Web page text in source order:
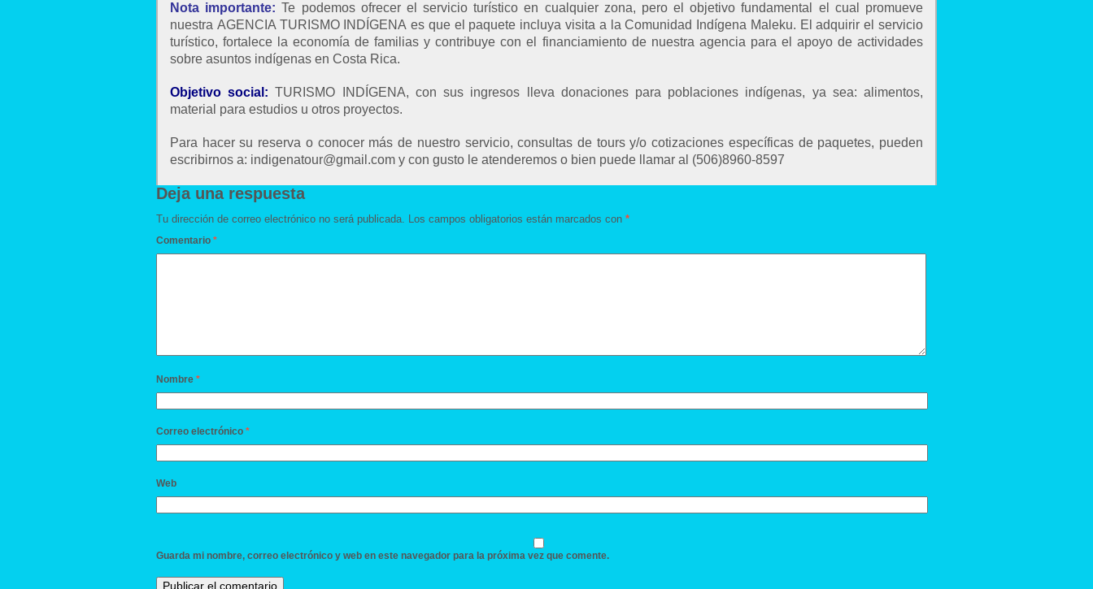
Nota importante: Te podemos ofrecer el servicio turístico en cualquier zona, pero el objetivo fundamental el cual promueve
nuestra AGENCIA TURISMO INDÍGENA es que el paquete incluya visita a la Comunidad Indígena Maleku. El adquirir el servicio
turístico, fortalece la economía de familias y contribuye con el financiamiento de nuestra agencia para el apoyo de actividades
sobre asuntos indígenas en Costa Rica.
Objetivo social: TURISMO INDÍGENA, con sus ingresos lleva donaciones para poblaciones indígenas, ya sea: alimentos,
material para estudios u otros proyectos.
Para hacer su reserva o conocer más de nuestro servicio, consultas de tours y/o cotizaciones específicas de paquetes, pueden
escribirnos a: indigenatour@gmail.com y con gusto le atenderemos o bien puede llamar al (506)8960-8597
Deja una respuesta
Tu dirección de correo electrónico no será publicada. Los campos obligatorios están marcados con *
Comentario *
Nombre *
Correo electrónico *
Web
Guarda mi nombre, correo electrónico y web en este navegador para la próxima vez que comente.